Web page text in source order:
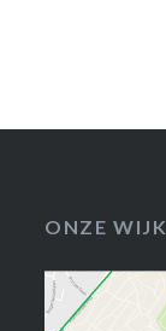
ONZE WIJK